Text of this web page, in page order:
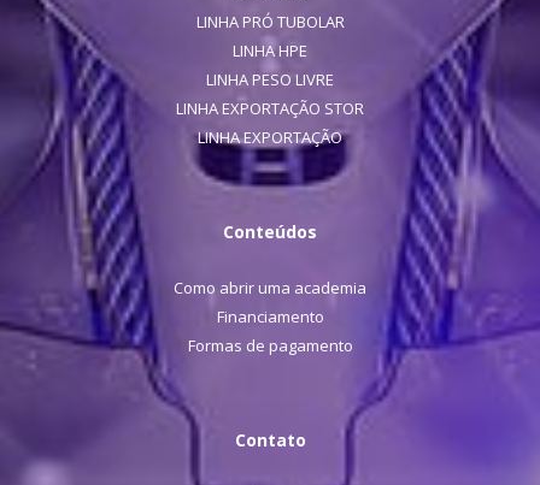
LINHA PRÓ TUBOLAR
LINHA HPE
LINHA PESO LIVRE
LINHA EXPORTAÇÃO STOR
LINHA EXPORTAÇÃO
Conteúdos
Como abrir uma academia
Financiamento
Formas de pagamento
Contato